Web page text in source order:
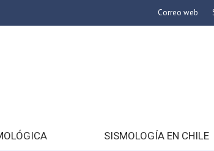
Correo web
SISMOLOGÍA EN CHILE